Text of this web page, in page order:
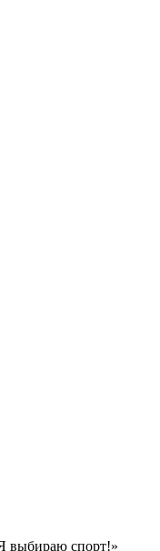
выбираю спорт!»